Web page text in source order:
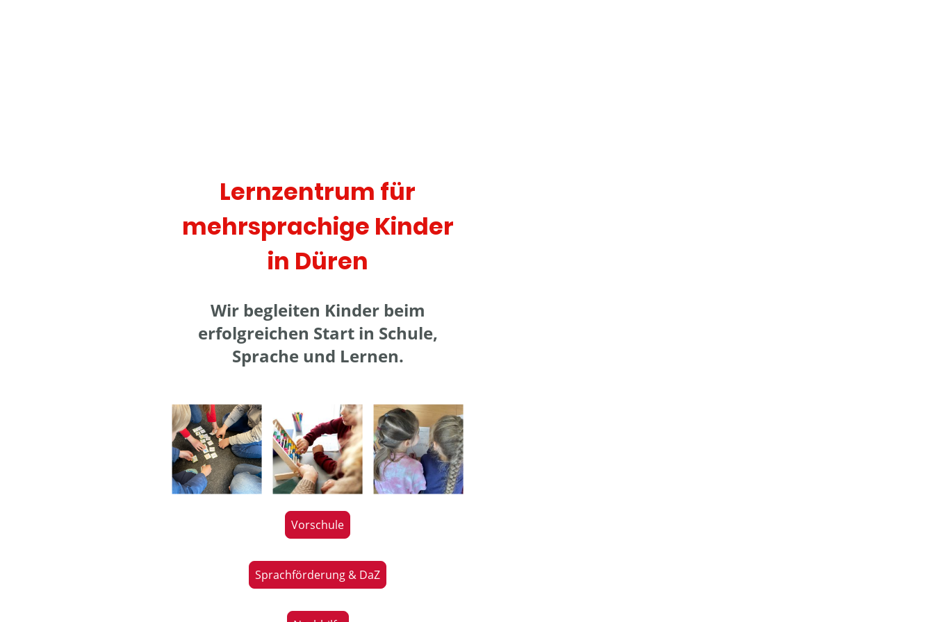
Lernzentrum für
mehrsprachige Kinder
in Düren
Wir begleiten Kinder beim
erfolgreichen Start in Schule,
Sprache und Lernen.
Vorschule
Sprachförderung & DaZ